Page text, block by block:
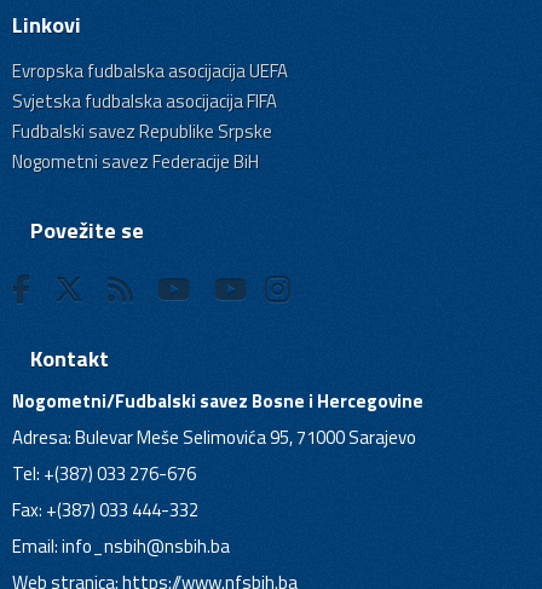
Linkovi
Evropska fudbalska asocijacija UEFA
Svjetska fudbalska asocijacija FIFA
Fudbalski savez Republike Srpske
Nogometni savez Federacije BiH
Povežite se
Kontakt
Nogometni/Fudbalski savez Bosne i Hercegovine
Adresa: Bulevar Meše Selimovića 95, 71000 Sarajevo
Tel: +(387) 033 276-676
Fax: +(387) 033 444-332
Email:info_nsbih@nsbih.ba
Web stranica: https://www.nfsbih.ba